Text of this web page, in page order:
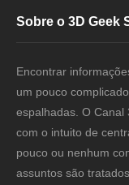
Sobre o 3D Geek
Encontrar
um pouco
espalhadas. O Canal
com o intuito de
pouco ou nenhum
assuntos são